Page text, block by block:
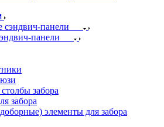
сэндвич-панели
панели
забора
забора
элементы для забора